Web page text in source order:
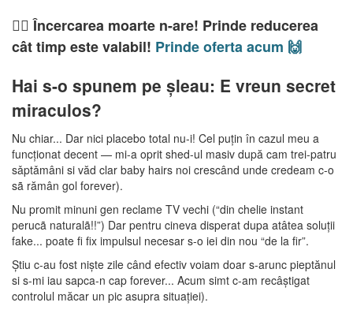
🤷‍♂️ Încercarea moarte n-are! Prinde reducerea
cât timp este valabil! Prinde oferta acum 🙌
Hai s-o spunem pe șleau: E vreun secret
miraculos?
Nu chiar... Dar nici placebo total nu-i! Cel puțin în cazul meu a
funcționat decent — mi-a oprit shed-ul masiv după cam trei-patru
sǎptǎmâni si văd clar baby hairs noi crescând unde credeam c-o
sã rămân gol forever).
Nu promit minuni gen reclame TV vechi (“din chelie instant
perucã naturalã!!”) Dar pentru cineva disperat dupa atâtea soluții
fake... poate fi fix impulsul necesar s-o iei din nou “de la fir”.
Știu c-au fost niște zile când efectiv voiam doar s-arunc pieptănul
si s-mi iau sapca-n cap forever... Acum simt c-am recâștigat
controlul măcar un pic asupra situației).